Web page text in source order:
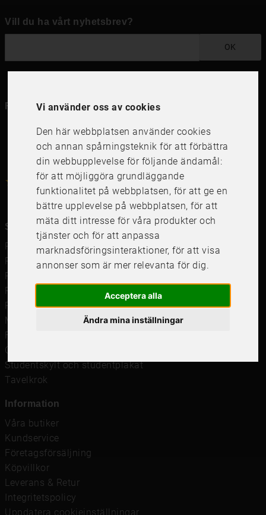
Vi använder oss av cookies
Den här webbplatsen använder cookies
och annan spårningsteknik för att förbättra
din webbupplevelse för följande ändamål:
för att möjliggöra grundläggande
funktionalitet på webbplatsen, för att ge en
bättre upplevelse på webbplatsen,för att
mäta ditt intresse för våra produkter och
tjänster och för att anpassa
marknadsföringsinteraktioner,för att visa
annonser som är mer relevanta för dig.
Acceptera alla
Ändra mina inställningar
Vill du ha vårt nyhetsbrev?
OK
Följ oss i dina kanaler
4.6 / 5 1000 + Recensioner
Snabblänkar
Ramar
Ramar till Samsung The Frame
Ramverkstad & inramning
Passepartout
Posters
Måttbeställd passepartout
Framkalla bilder
Canvastavla
Studentskylt och studentplakat
Tavelkrok
Information
Våra butiker
Kundservice
Företagsförsäljning
Köpvillkor
Leverans & Retur
Integritetspolicy
Uppdatera cookieinställningar